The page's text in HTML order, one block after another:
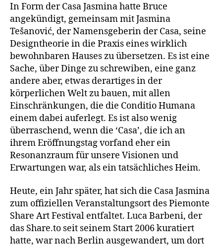
In Form der Casa Jasmina hatte Bruce
angekündigt, gemeinsam mit Jasmina
Tešanović, der Namensgeberin der Casa, seine
Designtheorie in die Praxis eines wirklich
bewohnbaren Hauses zu übersetzen. Es ist eine
Sache, über Dinge zu schrewiben, eine ganz
andere aber, etwas derartiges in der
körperlichen Welt zu bauen, mit allen
Einschränkungen, die die Conditio Humana
einem dabei auferlegt. Es ist also wenig
überraschend, wenn die ‘Casa’, die ich an
ihrem Eröffnungstag vorfand eher ein
Resonanzraum für unsere Visionen und
Erwartungen war, als ein tatsächliches Heim.
Heute, ein Jahr später, hat sich die Casa Jasmina
zum offiziellen Veranstaltungsort des Piemonte
Share Art Festival entfaltet. Luca Barbeni, der
das Share.to seit seinem Start 2006 kuratiert
hatte, war nach Berlin ausgewandert, um dort